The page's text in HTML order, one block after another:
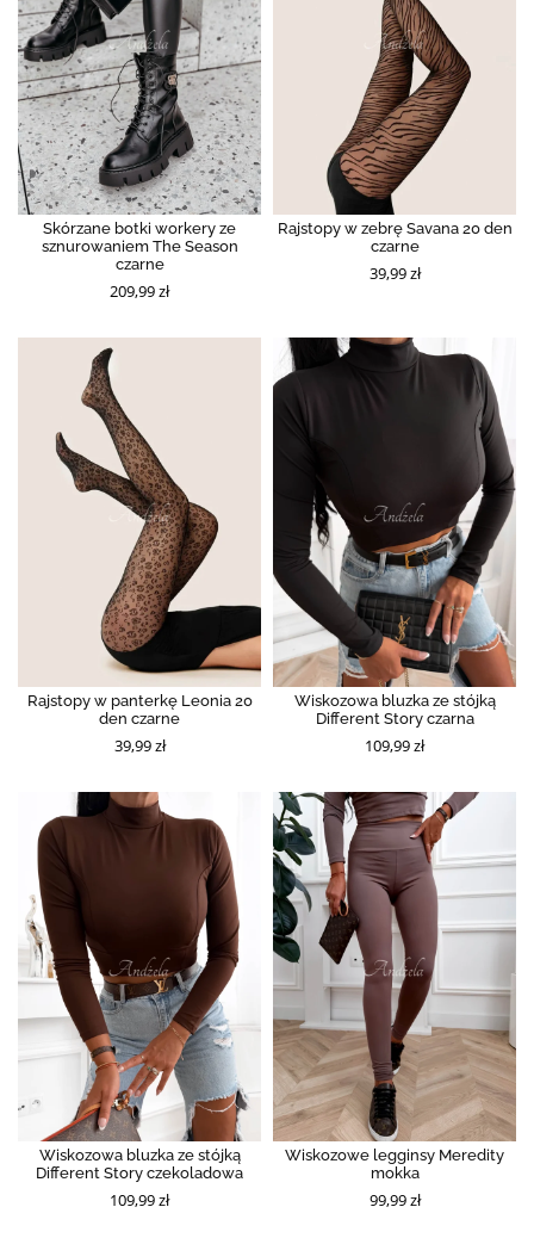
Skórzane botki workery ze
sznurowaniem The Season
czarne
209,99 zł
Rajstopy w zebrę Savana 20 den
czarne
39,99 zł
Rajstopy w panterkę Leonia 20
den czarne
39,99 zł
Wiskozowa bluzka ze stójką
Different Story czarna
109,99 zł
Wiskozowa bluzka ze stójką
Different Story czekoladowa
109,99 zł
Wiskozowe legginsy Meredity
mokka
99,99 zł